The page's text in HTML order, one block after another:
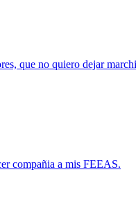
que no quiero dejar
compañia a mis FEEAS.